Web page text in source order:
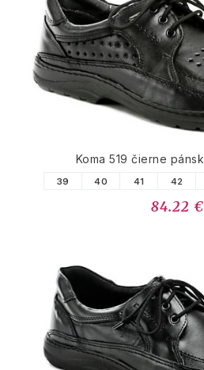
Koma 519 čierne
39 40 41 42
84.22 €